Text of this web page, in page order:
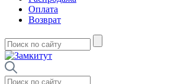
Оплата
Возврат